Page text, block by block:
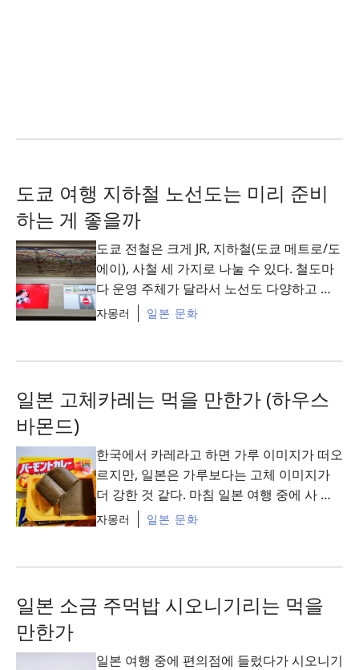
도쿄 여행 지하철 노선도는 미리 준비
하는 게 좋을까
도쿄 전철은 크게 JR, 지하철(도쿄 메트로/도
에이), 사철 세 가지로 나눌 수 있다. 철도마
다 운영 주체가 달라서 노선도 다양하고 역
도 많아서 처음 일본어로 쓰인 도쿄 지하철
Read More
자몽러 일본 문화
일본 고체카레는 먹을 만한가 (하우스
바몬드)
한국에서 카레라고 하면 가루 이미지가 떠오
르지만, 일본은 가루보다는 고체 이미지가
더 강한 것 같다. 마침 일본 여행 중에 사 온
카레가 있어서 가루 형태와의 차이는 ...
Read More
자몽러 일본 문화
일본 소금 주먹밥 시오니기리는 먹을
만한가
일본 여행 중에 편의점에 들렀다가 시오니기